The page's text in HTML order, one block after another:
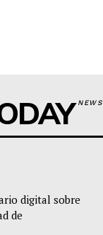
NEWS
digital sobre
de